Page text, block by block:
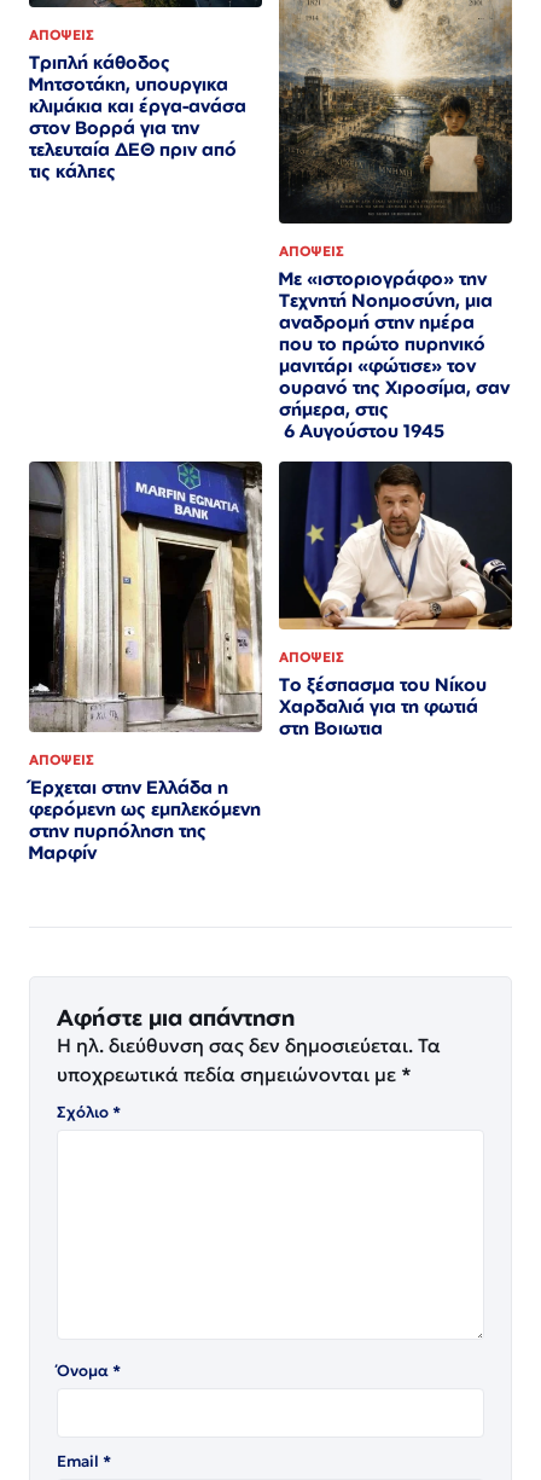
ΑΠΟΨΕΙΣ
Τριπλή κάθοδος
Μητσοτάκη, υπουργικα
κλιμάκια και έργα-ανάσα
στον Βορρά για την
τελευταία ΔΕΘ πριν από
τις κάλπες
ΑΠΟΨΕΙΣ
Με «ιστοριογράφο» την
Τεχνητή Νοημοσύνη, μια
αναδρομή στην ημέρα
που το πρώτο πυρηνικό
μανιτάρι «φώτισε» τον
ουρανό της Χιροσίμα, σαν
σήμερα, στις
6 Αυγούστου 1945
ΑΠΟΨΕΙΣ
Έρχεται στην Ελλάδα η
φερόμενη ως εμπλεκόμενη
στην πυρπόληση της
Μαρφίν
ΑΠΟΨΕΙΣ
Το ξέσπασμα του Νίκου
Χαρδαλιά για τη φωτιά
στη Βοιωτια
Αφήστε μια απάντηση
Η ηλ. διεύθυνση σας δεν δημοσιεύεται. Τα
υποχρεωτικά πεδία σημειώνονται με *
Σχόλιο*
Όνομα*
Email *